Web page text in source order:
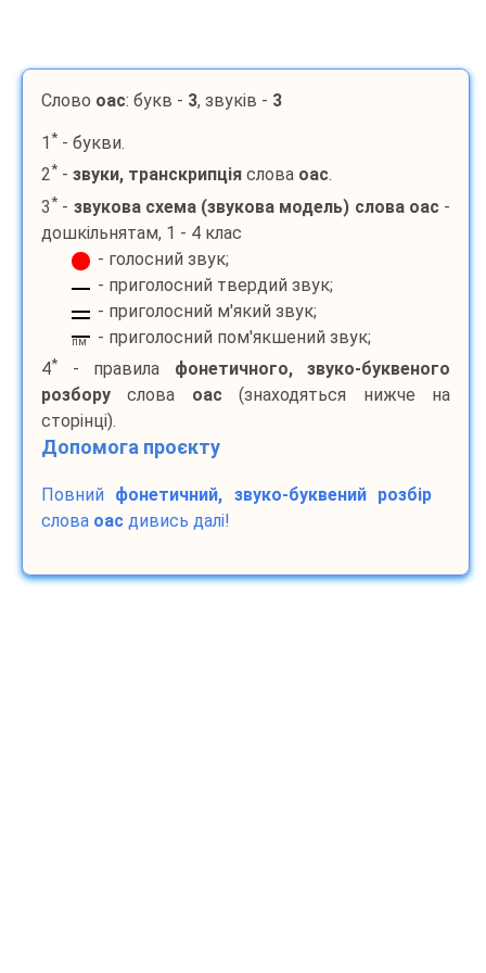
Слово оас: букв - 3, звуків - 3
1 * - букви.
2* - звуки, транскрипція слова оас.
3* - звукова схема (звукова модель) слова оас -
дошкільнятам, 1 - 4 клас
- голосний звук;
- приголосний твердий звук;
- приголосний м'який звук;
пм
- приголосний пом'якшений звук;
4* - правила фонетичного, звуко-буквеного
розбору слова оас (знаходяться нижче на
сторінці).
Допомога проєкту
Повний фонетичний, звуко-буквений розбір
слова оас дивись далі!